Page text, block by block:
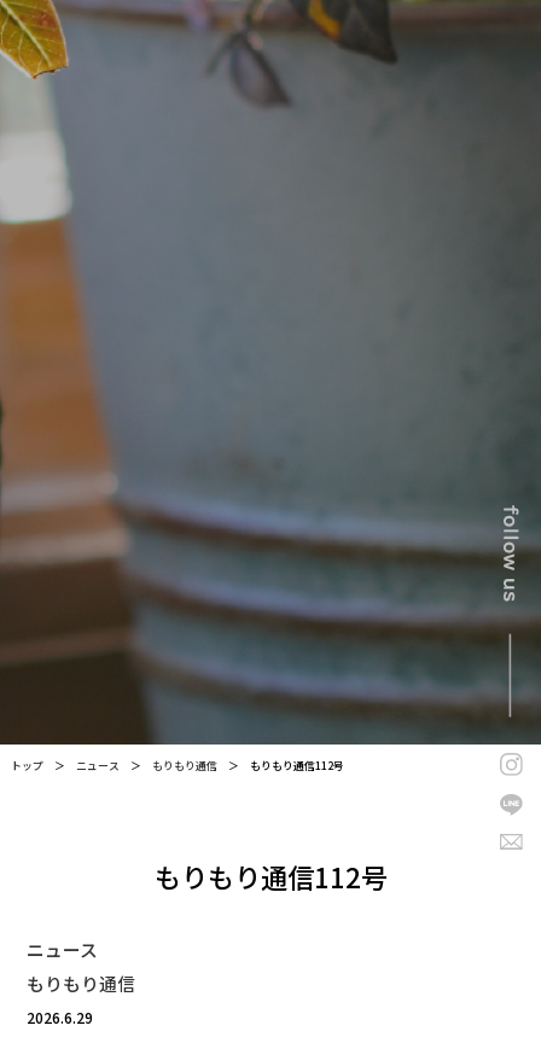
トップ＞ ニュース ＞ もりもり通信＞ もりもり通信112号
もりもり通信112号
ニュース
もりもり通信
2026.6.29